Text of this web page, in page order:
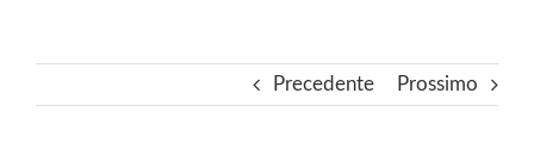
Precedente Prossimo